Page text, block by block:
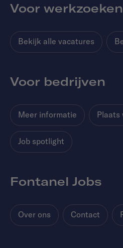
Voor
Bekijk alle vacatures
Voor bedrijven
Meer informatie Plaats
Job spotlight
Fontanel Jobs
Over ons Contact